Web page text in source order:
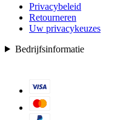
Privacybeleid
Retourneren
Uw privacykeuzes
Bedrijfsinformatie